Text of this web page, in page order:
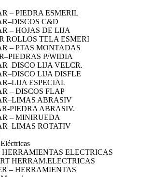
– PIEDRA ESMERIL
C&D
– HOJAS DE LIJA
ROLLOS TELA ESMERI
– PTAS MONTADAS
P/WIDIA
LIJA VELCR.
LIJA DISFLE
ESPECIAL
– DISCOS FLAP
ABRASIV
PIEDRA ABRASIV.
– MINIRUEDA
ROTATIV
HERRAMIENTAS ELECTRICAS
HERRAM.ELECTRICAS
– HERRAMIENTAS